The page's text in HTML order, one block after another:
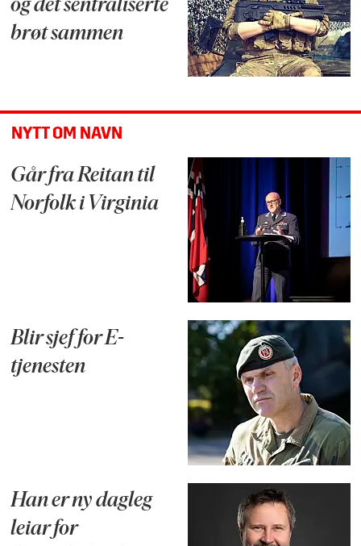
og det sentraliserte
brøt sammen
NYTT OM NAVN
Går fra Reitan til
Norfolk i Virginia
Blir sjef for E-
tjenesten
Han er ny dagleg
leiar for